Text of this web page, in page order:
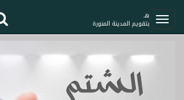
هـ
بتقويم المدينة المنورة